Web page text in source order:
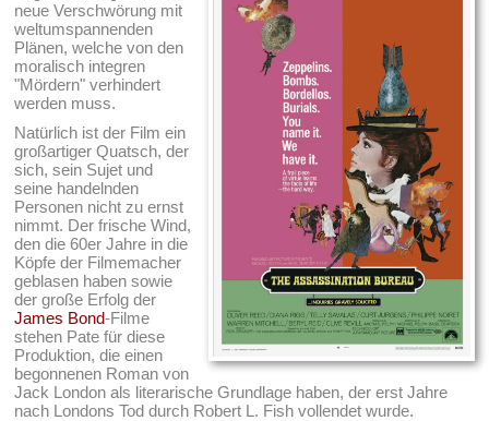
neue Verschwörung mit
weltumspannenden
Plänen, welche von den
moralisch integren
"Mördern" verhindert
werden muss.
Natürlich ist der Film ein
großartiger Quatsch, der
sich, sein Sujet und
seine handelnden
Personen nicht zu ernst
nimmt. Der frische Wind,
den die 60er Jahre in die
Köpfe der Filmemacher
geblasen haben sowie
der große Erfolg der
James Bond-Filme
stehen Pate für diese
Produktion, die einen
begonnenen Roman von
Jack London als literarische Grundlage haben, der erst Jahre
nach Londons Tod durch Robert L. Fish vollendet wurde.